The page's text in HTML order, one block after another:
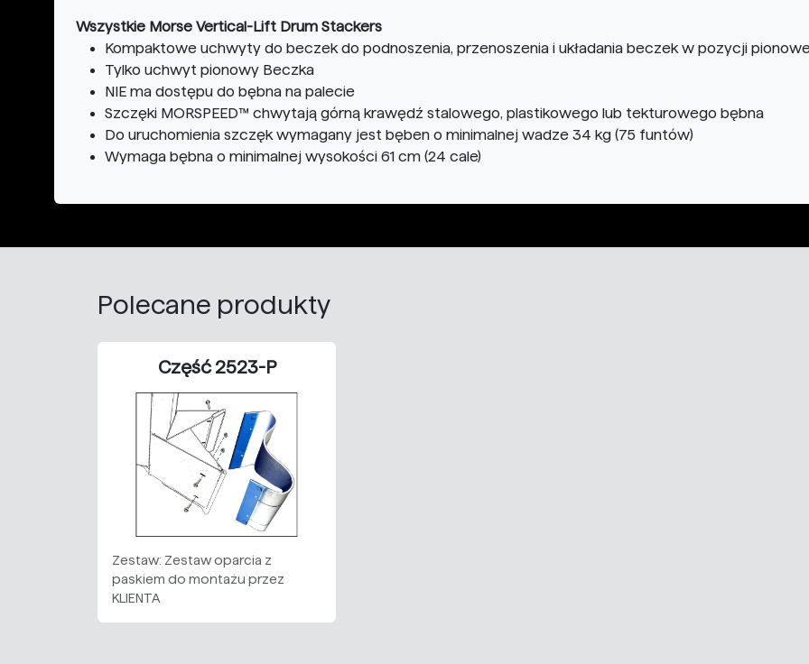
Wszystkie Morse Vertical-Lift Drum Stackers
Kompaktowe uchwyty do beczek do podnoszenia, przenoszenia i układania beczek w pozycji
Tylko uchwyt pionowy Beczka
NIE ma dostępu do bębna na palecie
Szczęki MORSPEED™ chwytają górną krawędź stalowego, plastikowego lub tekturowego bębna
Do uruchomienia szczęk wymagany jest bęben o minimalnej wadze 34 kg (75 funtów)
Wymaga bębna o minimalnej wysokości 61 cm (24 cale)
Polecane produkty
Część 2523-P
Zestaw: Zestaw oparcia z
paskiem do montażu przez
KLIENTA